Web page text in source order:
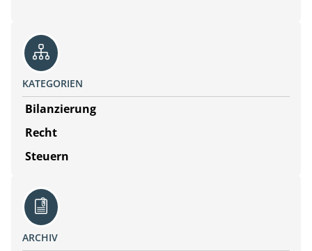
KATEGORIEN
Bilanzierung
Recht
Steuern
ARCHIV